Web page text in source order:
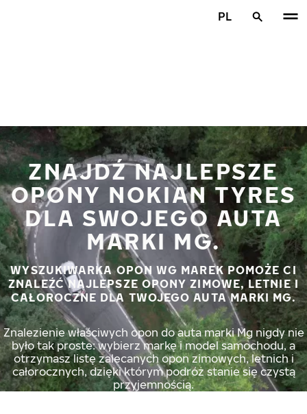
PL
ZNAJDŹ NAJLEPSZE
OPONY NOKIAN TYRES
DLA SWOJEGO AUTA
MARKI MG.
WYSZUKIWARKA OPON WG MAREK POMOŻE CI
ZNALEŹĆ NAJLEPSZE OPONY ZIMOWE, LETNIE I
CAŁOROCZNE DLA TWOJEGO AUTA MARKI MG.
Znalezienie właściwych opon do auta marki Mg nigdy nie
było tak proste: wybierz markę i model samochodu, a
otrzymasz listę zalecanych opon zimowych, letnich i
całorocznych, dzięki którym podróż stanie się czystą
przyjemnością.